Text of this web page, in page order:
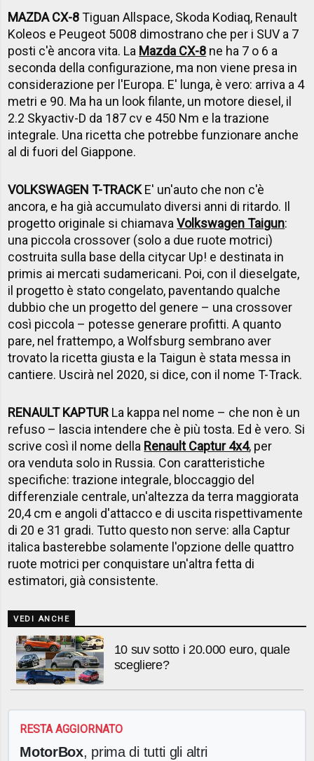
MAZDA CX-8Tiguan Allspace, Skoda Kodiaq, Renault
Koleos e Peugeot 5008 dimostrano che per i SUV a 7
posti c'è ancora vita. La Mazda CX-8 ne ha 7 o 6 a
seconda della configurazione, ma non viene presa in
considerazione per l'Europa. E' lunga, è vero: arriva a 4
metri e 90. Ma ha un look filante, un motore diesel, il
2.2 Skyactiv-D da 187 cv e 450 Nm e la trazione
integrale. Una ricetta che potrebbe funzionare anche
al di fuori del Giappone.
VOLKSWAGEN T-TRACKE' un'auto che non c'è
ancora, e ha già accumulato diversi anni di ritardo. Il
progetto originale si chiamavaVolkswagen Taigun:
una piccola crossover (solo a due ruote motrici)
costruita sulla base della citycar Up! e destinata in
primis ai mercati sudamericani. Poi, con il dieselgate,
il progetto è stato congelato, paventando qualche
dubbio che un progetto del genere – una crossover
così piccola – potesse generare profitti. A quanto
pare, nel frattempo, a Wolfsburg sembrano aver
trovato la ricetta giusta e la Taigun è stata messa in
cantiere. Uscirà nel 2020, si dice, con il nome T-Track.
RENAULT KAPTUR La kappa nel nome – che non è un
refuso – lascia intendere che è più tosta. Ed è vero. Si
scrive così il nome della Renault Captur 4x4, per
ora venduta solo in Russia. Con caratteristiche
specifiche: trazione integrale, bloccaggio del
differenziale centrale, un'altezza da terra maggiorata
20,4 cm e angoli d'attacco e di uscita rispettivamente
di 20 e 31 gradi. Tutto questo non serve: alla Captur
italica basterebbe solamente l'opzione delle quattro
ruote motrici per conquistare un'altra fetta di
estimatori, già consistente.
VEDI ANCHE
10 suv sotto i 20.000 euro, quale
scegliere?
RESTA AGGIORNATO
MotorBox, prima di tutti gli altri